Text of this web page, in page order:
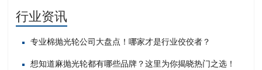
行业资讯
专业棉抛光轮公司大盘点！哪家才是行业佼佼者？
想知道麻抛光轮都有哪些品牌？这里为你揭晓热门之选！